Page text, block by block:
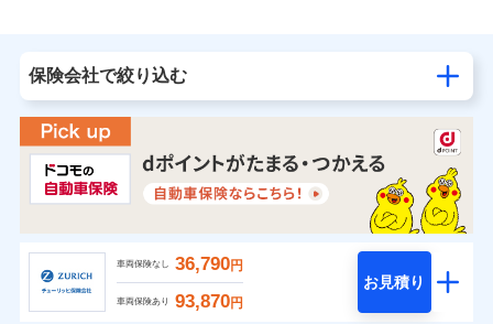
保険会社で絞り込む
車両保険なし 36,790円
車両保険あり 93,870円
お見積り